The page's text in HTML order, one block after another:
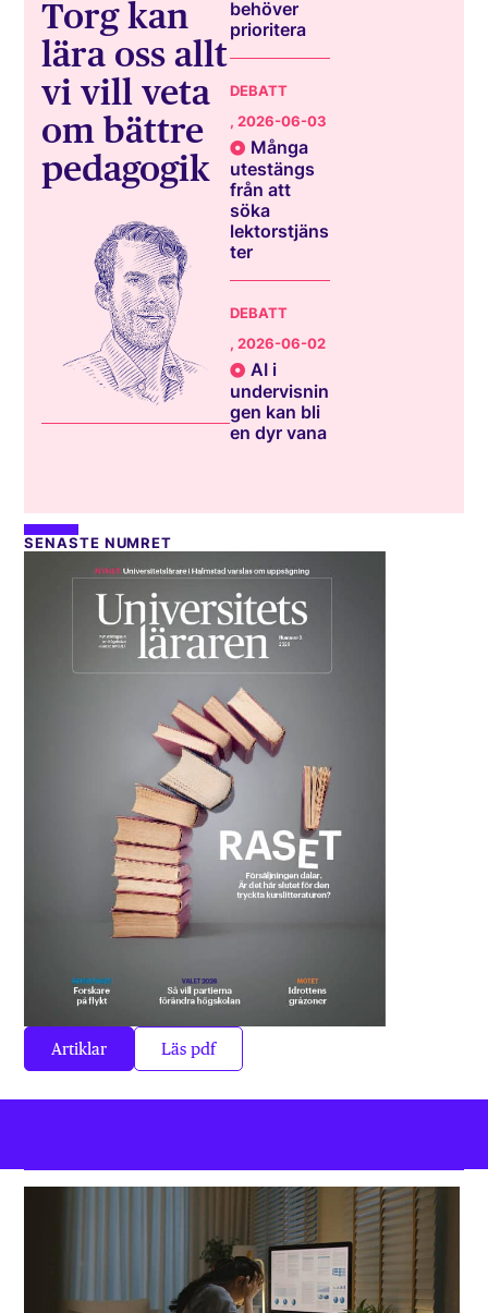
Torg kan
lära oss allt
vi vill veta
om bättre
pedagogik
behöver
prioritera
DEBATT
, 2026-06-03
Många
utestängs
från att
söka
lektorstjäns
ter
DEBATT
, 2026-06-02
AI i
undervisnin
gen kan bli
en dyr vana
SENASTE NUMRET
Artiklar Läs pdf